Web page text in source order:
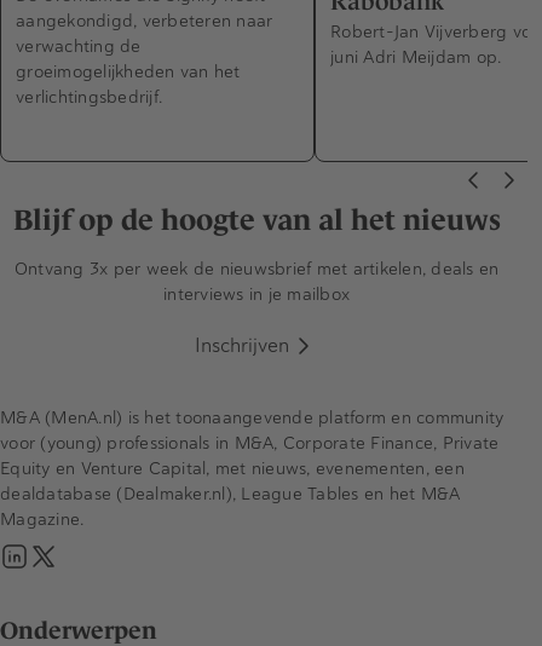
aangekondigd, verbeteren naar
verwachting de
groeimogelijkheden van het
verlichtingsbedrijf.
Robert-Jan Vijverberg
juni Adri Meijdam op.
Blijf op de hoogte van al het nieuws
Ontvang 3x per week de nieuwsbrief met artikelen, deals en
interviews in je mailbox
Inschrijven
Onderwerpen
M&A (MenA.nl) is het toonaangevende platform en community
voor (young) professionals in M&A, Corporate Finance, Private
Equity en Venture Capital, met nieuws, evenementen, een
dealdatabase (Dealmaker.nl), League Tables en het M&A
Magazine.